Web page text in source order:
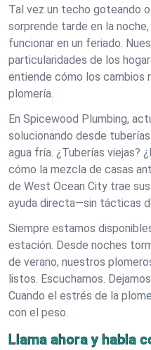
Tal vez un techo goteando
sorprende tarde en la
funcionar en un feriado.
particularidades de los
entiende cómo los cambios
plomería.
En Spicewood Plumbing,
solucionando desde
agua fría. ¿Tuberías viejas?
cómo la mezcla de casas
de West Ocean City trae
ayuda directa—sin tácticas
Siempre estamos
estación. Desde noches
de verano, nuestros
listos. Escuchamos.
Cuando el estrés de la
con el peso.
Llama ahora y habla